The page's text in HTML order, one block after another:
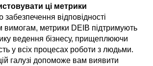
ці метрики
забезпечення відповідності
вимогам, метрики DEIB підтримують
ведення бізнесу, прищеплюючи
у всіх процесах роботи з людьми.
галузі допоможе вам виявити